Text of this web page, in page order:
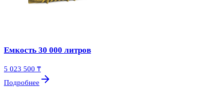
Емкость 30 000 литров
5 023 500 ₸
Подробнее